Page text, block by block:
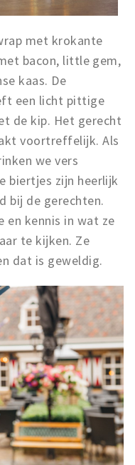
met krokante
bacon, little gem,
kaas. De
een licht pittige
de kip. Het gerecht
voortreffelijk. Als
we vers
biertjes zijn heerlijk
bij de gerechten.
en kennis in wat ze
te kijken. Ze
dat is geweldig.